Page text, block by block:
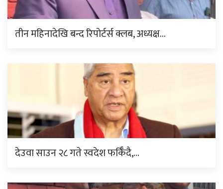
तीन महिनादेखि बन्द रिपोर्टर्स क्लब, अध्यक्ष…
देउवा साउन २८ गते स्वदेश फर्किँदै,…